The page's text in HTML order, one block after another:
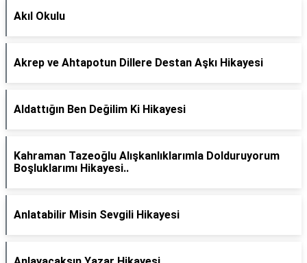
Akıl Okulu
Akrep ve Ahtapotun Dillere Destan Aşkı Hikayesi
Aldattığın Ben Değilim Ki Hikayesi
Kahraman Tazeoğlu Alışkanlıklarımla Dolduruyorum
Boşluklarımı Hikayesi..
Anlatabilir Misin Sevgili Hikayesi